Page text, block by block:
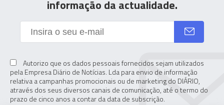
informação da actualidade.
Autorizo que os dados pessoais fornecidos sejam utilizados
pela Empresa Diário de Notícias. Lda para envio de informação
relativa a campanhas promocionais ou de marketing do DIÁRIO,
através dos seus diversos canais de comunicação, até o termo do
prazo de cinco anos a contar da data de subscrição.